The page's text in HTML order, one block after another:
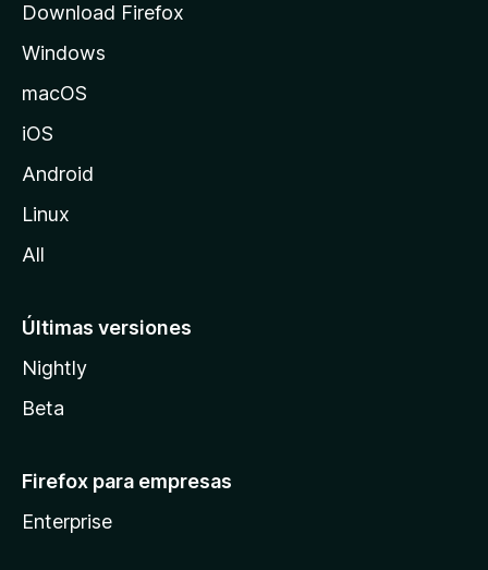
e
M
i
l
Download Firefox
Windows
macOS
iOS
Android
Linux
All
Últimas versiones
Nightly
Beta
Firefox para empresas
Enterprise